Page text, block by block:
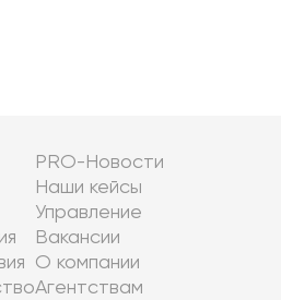
PRO-Новости
Наши кейсы
Управление
Вакансии
О компании
Агентствам